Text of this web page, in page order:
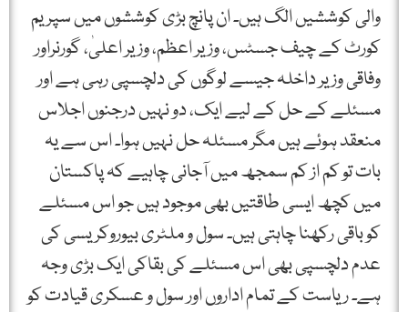
والی کوششیں الگ ہیں۔ ان پانچ بڑی کوششوں میں سپریم
کورٹ کے چیف جسٹس، وزیر اعظم، وزیر اعلیٰ، گورنراور
وفاقی وزیر داخلہ جیسے لوگوں کی دلچسپی رہی ہے اور
مسئلے کے حل کے لیے ایک، دو نہیں درجنوں اجلاس
منعقد ہوئے ہیں مگر مسئلہ حل نہیں ہوا۔ اس سے یہ
بات تو کم از کم سمجھ میں آجانی چاہیے کہ پاکستان
میں کچھ ایسی طاقتیں بھی موجود ہیں جو اس مسئلے
کو باقی رکھنا چاہتی ہیں۔ سول و ملٹری بیوروکریسی کی
عدم دلچسپی بھی اس مسئلے کی بقاکی ایک بڑی وجہ
ہے۔ ریاست کے تمام اداروں اور سول و عسکری قیادت کو